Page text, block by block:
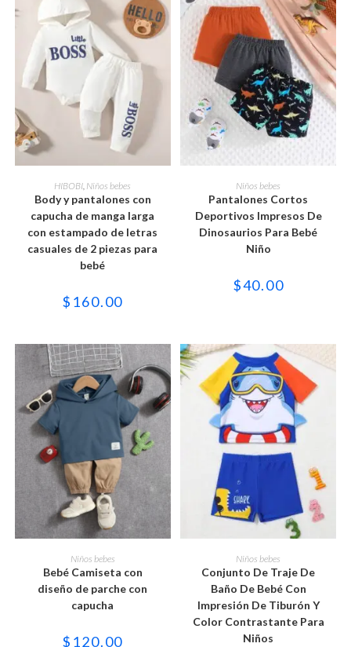
SELECCIONAR OPCIONES
Este
producto
tiene
múltiples
variantes.
opciones
se
pueden
elegir
página
HIBOBI, Niños bebes
Body y pantalones con
capucha de manga larga
con estampado de letras
casuales de 2 piezas para
bebé
$ 160.00
SELECCIONAR OPCIONES
Este
producto
tiene
múltiples
variantes.
Las
opciones
se
en
la
Niños bebes
Pantalones Cortos
Deportivos Impresos De
Dinosaurios Para Bebé
Niño
$40.00
SELECCIONAR OPCIONES
Este
producto
tiene
múltiples
variantes.
Las
opciones
elegir
Niños bebes
Bebé Camiseta con
diseño de parche con
capucha
$ 120.00
SELECCIONAR OPCIONES
Este
producto
tiene
múltiples
variantes.
Las
opciones
se
pueden
elegir
Niños bebes
Conjunto De Traje De
Baño De Bebé Con
Impresión De Tiburón Y
Color Contrastante Para
Niños